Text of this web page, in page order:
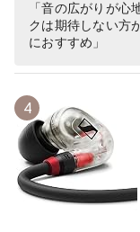
「音の広がりが心
クは期待しない方
におすすめ」
4